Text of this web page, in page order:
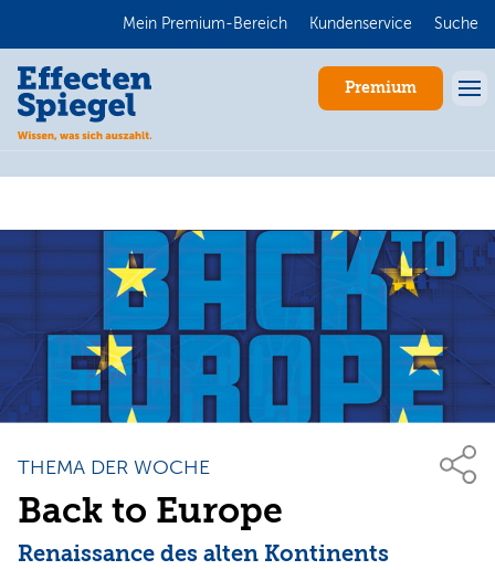
Mein Premium-Bereich Kundenservice Suche
Premium
THEMA DER WOCHE
Back to Europe
Renaissance des alten Kontinents
Anmelden